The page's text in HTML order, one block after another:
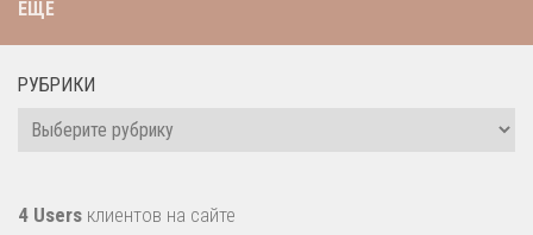
ЕЩЁ
РУБРИКИ
Рубрики
4 Users клиентов на сайте